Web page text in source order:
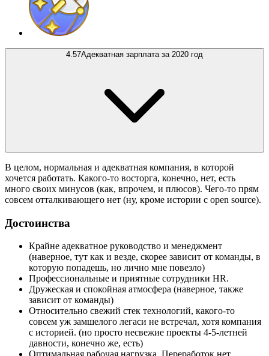
4.57Адекватная зарплата за 2020 год
В целом, нормальная и адекватная компания, в которой
хочется работать. Какого-то восторга, конечно, нет, есть
много своих минусов (как, впрочем, и плюсов). Чего-то прям
совсем отталкивающего нет (ну, кроме истории с open source).
Достоинства
Крайне адекватное руководство и менеджмент
(наверное, тут как и везде, скорее зависит от команды, в
которую попадешь, но лично мне повезло)
Профессиональные и приятные сотрудники HR.
Дружеская и спокойная атмосфера (наверное, также
зависит от команды)
Относительно свежий стек технологий, какого-то
совсем уж замшелого легаси не встречал, хотя компания
с историей. (но просто несвежие проекты 4-5-летней
давности, конечно же, есть)